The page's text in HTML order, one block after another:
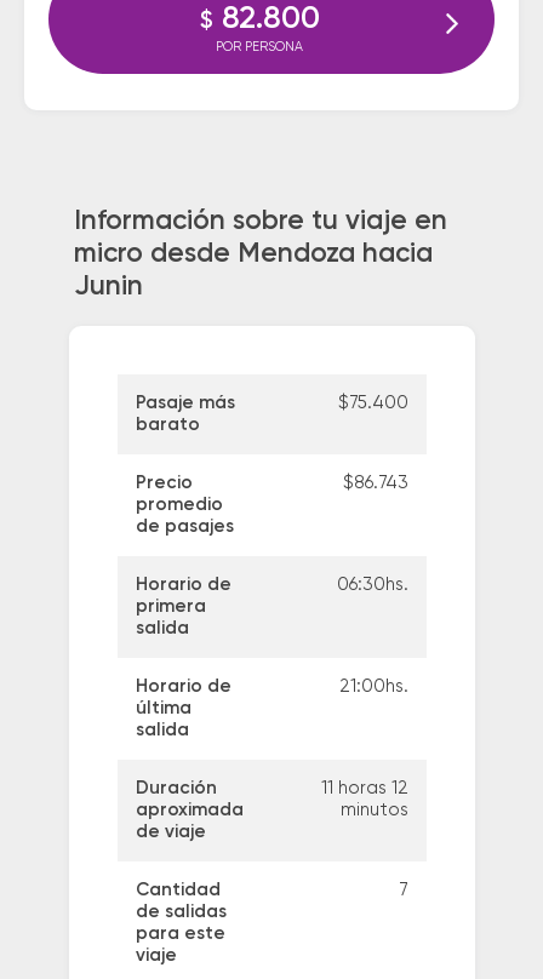
$ 82.800
POR PERSONA
Información sobre tu viaje en
micro desde Mendoza hacia
Junin
Pasaje más
barato
$75.400
Precio
promedio
de pasajes
$86.743
Horario de
primera
salida
06:30hs.
Horario de
última
salida
21:00hs.
Duración
aproximada
de viaje
11 horas 12
minutos
Cantidad
de salidas
para este
viaje
7